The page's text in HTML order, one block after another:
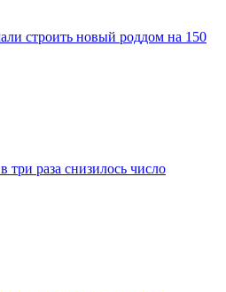
строить новый роддом на 150
три раза снизилось число